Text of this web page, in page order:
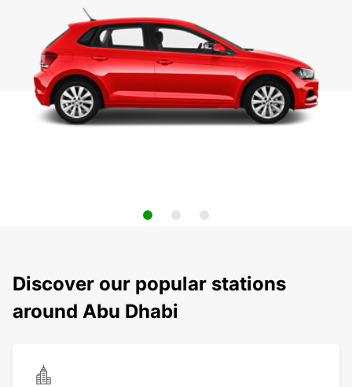
Discover our popular stations
around Abu Dhabi